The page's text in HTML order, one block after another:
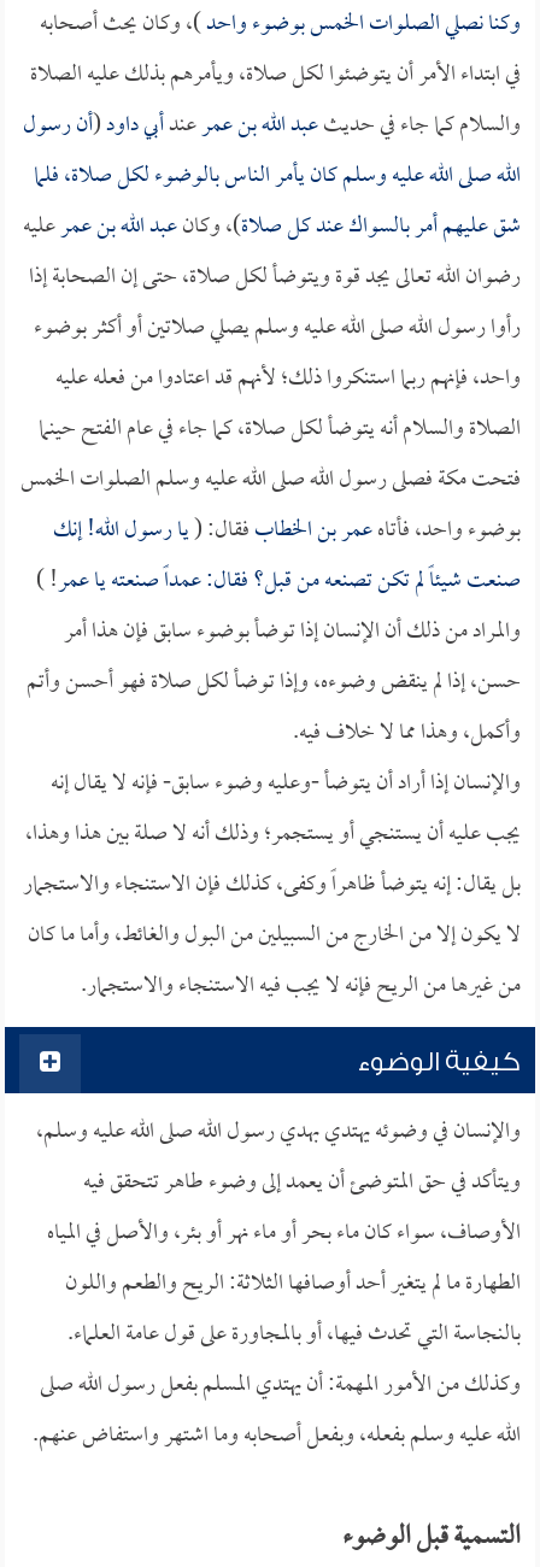
وكنا نصلي الصلوات الخمس بوضوء واحد)، وكان يحث أصحابه
في ابتداء الأمر أن يتوضئوا لكل صلاة، ويأمرهم بذلك عليه الصلاة
والسلام كما جاء في حديثعبد الله بن عمرعندأبي داود(أن رسول
الله صلى الله عليه وسلم كان يأمر الناس بالوضوء لكل صلاة، فلما
شق عليهم أمر بالسواك عند كل صلاة)، وكانعبد الله بن عمرعليه
رضوان الله تعالى يجد قوة ويتوضأ لكل صلاة، حتى إن الصحابة إذا
رأوا رسول الله صلى الله عليه وسلم يصلي صلاتين أو أكثر بوضوء
واحد، فإنهم ربما استنكروا ذلك؛ لأنهم قد اعتادوا من فعله عليه
الصلاة والسلام أنه يتوضأ لكل صلاة، كما جاء في عام الفتح حينما
فتحت مكة فصلى رسول الله صلى الله عليه وسلم الصلوات الخمس
بوضوء واحد، فأتاهعمر بن الخطابفقال: (يا رسول الله! إنك
صنعت شيئاً لم تكن تصنعه من قبل؟ فقال: عمداً صنعته ياعمر! )
والمراد من ذلك أن الإنسان إذا توضأ بوضوء سابق فإن هذا أمر
حسن، إذا لم ينقض وضوءه، وإذا توضأ لكل صلاة فهو أحسن وأتم
وأكمل، وهذا مما لا خلاف فيه.
والإنسان إذا أراد أن يتوضأ -وعليه وضوء سابق- فإنه لا يقال إنه
يجب عليه أن يستنجي أو يستجمر؛ وذلك أنه لا صلة بين هذا وهذا،
بل يقال: إنه يتوضأ ظاهراً وكفى، كذلك فإن الاستنجاء والاستجمار
لا يكون إلا من الخارج من السبيلين من البول والغائط، وأما ما كان
من غيرها من الريح فإنه لا يجب فيه الاستنجاء والاستجمار.
كيفية الوضوء
والإنسان في وضوئه يهتدي بهدي رسول الله صلى الله عليه وسلم،
ويتأكد في حق المتوضئ أن يعمد إلى وضوء طاهر تتحقق فيه
الأوصاف، سواء كان ماء بحر أو ماء نهر أو بئر، والأصل في المياه
الطهارة ما لم يتغير أحد أوصافها الثلاثة: الريح والطعم واللون
بالنجاسة التي تحدث فيها، أو بالمجاورة على قول عامة العلماء.
وكذلك من الأمور المهمة: أن يهتدي المسلم بفعل رسول الله صلى
الله عليه وسلم بفعله، وبفعل أصحابه وما اشتهر واستفاض عنهم.
التسمية قبل الوضوء